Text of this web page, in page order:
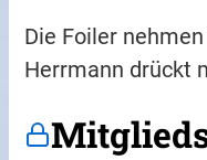
Die Foiler
Herrmann drückt